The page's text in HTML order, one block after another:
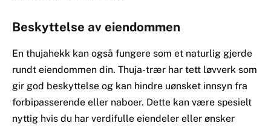
Beskyttelse av eiendommen
En thujahekk kan også fungere som et naturlig gjerde
rundt eiendommen din. Thuja-trær har tett løvverk som
gir god beskyttelse og kan hindre uønsket innsyn fra
forbipasserende eller naboer. Dette kan være spesielt
nyttig hvis du har verdifulle eiendeler eller ønsker